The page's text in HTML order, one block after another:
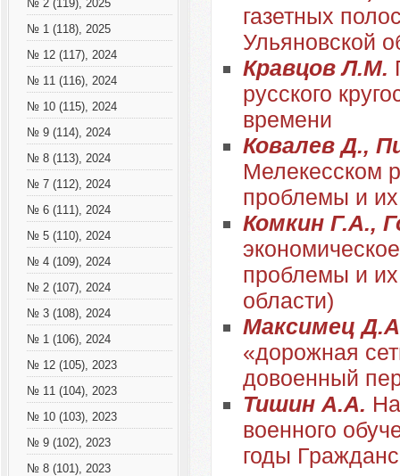
№ 2 (119), 2025
№ 1 (118), 2025
№ 12 (117), 2024
№ 11 (116), 2024
№ 10 (115), 2024
№ 9 (114), 2024
№ 8 (113), 2024
№ 7 (112), 2024
№ 6 (111), 2024
№ 5 (110), 2024
№ 4 (109), 2024
№ 2 (107), 2024
№ 3 (108), 2024
№ 1 (106), 2024
№ 12 (105), 2023
№ 11 (104), 2023
№ 10 (103), 2023
№ 9 (102), 2023
№ 8 (101), 2023
газетных
Ульяновской
Кравцов Л.М.
русского
времени
Ковалев Д.,
Мелекесском
проблемы и
Комкин Г.А.,
проблемы и
области)
Максимец
«дорожная
довоенный
Тишин А.А.
военного
годы